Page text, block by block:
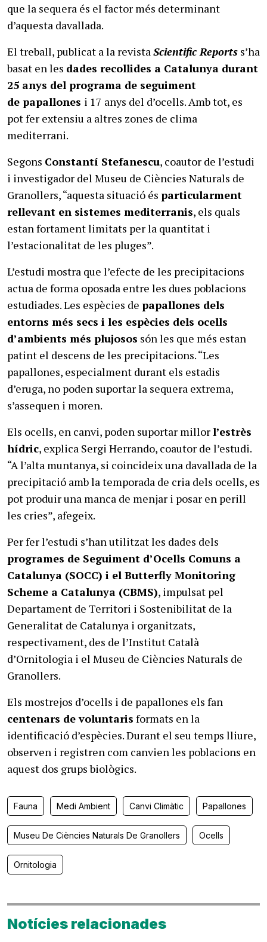
que la sequera és el factor més determinant
d’aquesta davallada.
El treball, publicat a la revistaScientific Reports s’ha
basat en les dades recollides a Catalunya durant
25 anys del programa de seguiment
de papallones i 17 anys del d’ocells. Amb tot, es
pot fer extensiu a altres zones de clima
mediterrani.
Segons Constantí Stefanescu, coautor de l’estudi
i investigador del Museu de Ciències Naturals de
Granollers, “aquesta situació és particularment
rellevant en sistemes mediterranis, els quals
estan fortament limitats per la quantitat i
l’estacionalitat de les pluges”.
L’estudi mostra que l’efecte de les precipitacions
actua de forma oposada entre les dues poblacions
estudiades. Les espècies de papallones dels
entorns més secs i les espècies dels ocells
d’ambients més plujosos són les que més estan
patint el descens de les precipitacions. “Les
papallones, especialment durant els estadis
d’eruga, no poden suportar la sequera extrema,
s’assequen i moren.
Els ocells, en canvi, poden suportar millorl’estrès
hídric, explica Sergi Herrando, coautor de l’estudi.
“A l’alta muntanya, si coincideix una davallada de la
precipitació amb la temporada de cria dels ocells, es
pot produir una manca de menjar i posar en perill
les cries”, afegeix.
Per fer l’estudi s’han utilitzat les dades dels
programes de Seguiment d’Ocells Comuns a
Catalunya (SOCC) i el Butterfly Monitoring
Scheme a Catalunya (CBMS), impulsat pel
Departament de Territori i Sostenibilitat de la
Generalitat de Catalunya i organitzats,
respectivament, des de l’Institut Català
d’Ornitologia i el Museu de Ciències Naturals de
Granollers.
Els mostrejos d’ocells i de papallones els fan
centenars de voluntaris formats en la
identificació d’espècies. Durant el seu temps lliure,
observen i registren com canvien les poblacions en
aquest dos grups biològics.
Fauna Medi Ambient Canvi Climàtic Papallones
Museu De Ciències Naturals De Granollers Ocells
Ornitologia
Notícies relacionades